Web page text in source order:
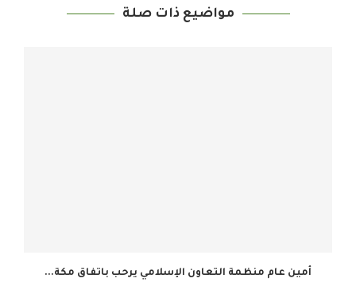
مواضيع ذات صلة
أمين عام منظمة التعاون الإسلامي يرحب باتفاق مكة...